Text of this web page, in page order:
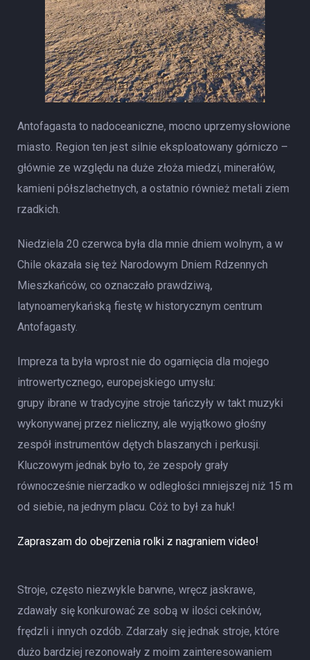
Antofagasta to nadoceaniczne, mocno uprzemysłowione
miasto. Region ten jest silnie eksploatowany górniczo –
głównie ze względu na duże złoża miedzi, minerałów,
kamieni półszlachetnych, a ostatnio również metali ziem
rzadkich.
Niedziela 20 czerwca była dla mnie dniem wolnym, a w
Chile okazała się też Narodowym Dniem Rdzennych
Mieszkańców, co oznaczało prawdziwą,
latynoamerykańską fiestę w historycznym centrum
Antofagasty.
Impreza ta była wprost nie do ogarnięcia dla mojego
introwertycznego, europejskiego umysłu:
grupy ibrane w tradycyjne stroje tańczyły w takt muzyki
wykonywanej przez nieliczny, ale wyjątkowo głośny
zespół instrumentów dętych blaszanych i perkusji.
Kluczowym jednak było to, że zespoły grały
równocześnie nierzadko w odległości mniejszej niż 15 m
od siebie, na jednym placu. Cóż to był za huk!
Zapraszam do obejrzenia rolki z nagraniem video!
Stroje, często niezwykle barwne, wręcz jaskrawe,
zdawały się konkurować ze sobą w ilości cekinów,
frędzli i innych ozdób. Zdarzały się jednak stroje, które
dużo bardziej rezonowały z moim zainteresowaniem